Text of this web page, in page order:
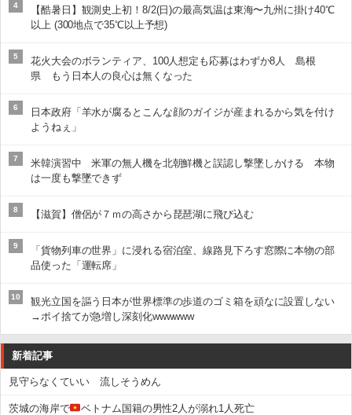
4
【酷暑日】観測史上初！8/2(日)の最高気温は東海〜九州に掛け40℃
以上 (300地点で35℃以上予想)
5
花火大会のボランティア、100人想定も応募はわずか8人 島根
県 もう日本人の良心は無くなった
6
日本政府「羊水が腐るとこんな顔のガイジが産まれるから気を付け
ようねぇ」
7
米韓演習中 米軍の無人機を北朝鮮機と誤認し撃墜しかける 本物
は一度も撃墜できず
8 【滋賀】僧侶が７ｍの高さから琵琶湖に飛び込む
9
「貨物列車の世界」に浸れる宿泊室、線路見下ろす窓際に本物の部
品使った「運転席」
10
観光立国を謳う日本が世界標準の歩道のゴミ箱を頑なに設置しない
→ポイ捨てが急増し深刻化wwwwww
新着記事
見守らなくていい 流しそうめん
茨城の海岸で ベトナム国籍の男性2人が溺れ1人死亡